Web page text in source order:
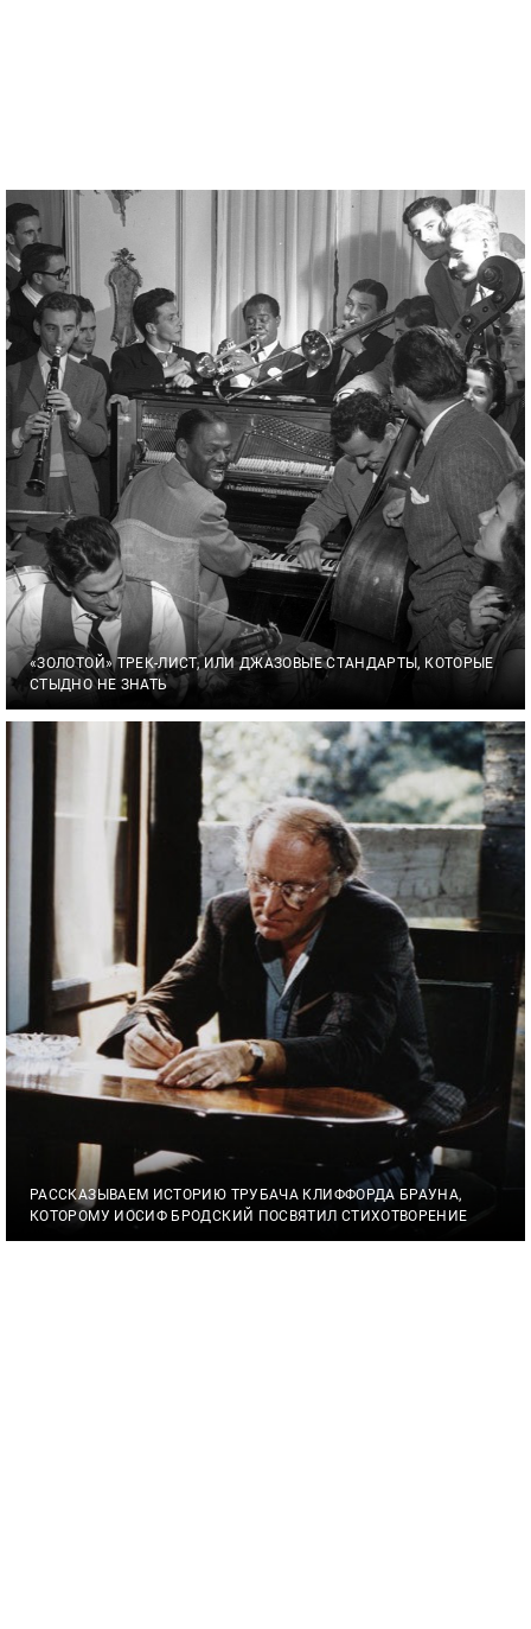
«ЗОЛОТОЙ» ТРЕК-ЛИСТ, ИЛИ ДЖАЗОВЫЕ СТАНДАРТЫ, КОТОРЫЕ
СТЫДНО НЕ ЗНАТЬ
РАССКАЗЫВАЕМ ИСТОРИЮ ТРУБАЧА КЛИФФОРДА БРАУНА,
КОТОРОМУ ИОСИФ БРОДСКИЙ ПОСВЯТИЛ СТИХОТВОРЕНИЕ